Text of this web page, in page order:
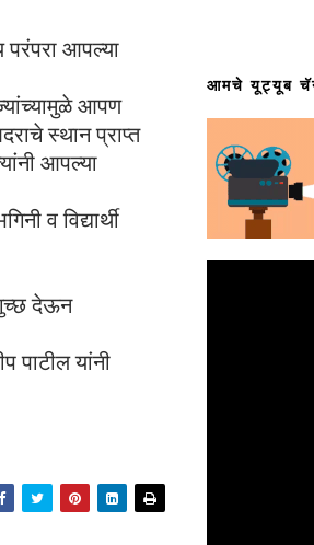
परंपरा आपल्या
आपण
स्थान प्राप्त
आपल्या
व विद्यार्थी
देऊन
पाटील यांनी
आमचे यूट्यूब